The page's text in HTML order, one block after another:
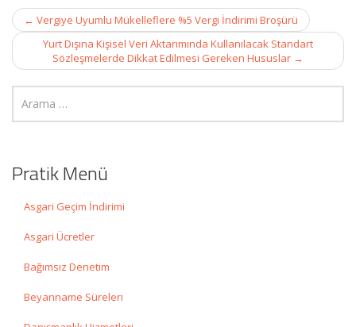
Post
navigation
← Vergiye Uyumlu Mükelleflere %5 Vergi İndirimi Broşürü
Yurt Dışına Kişisel Veri Aktarımında Kullanılacak Standart
Sözleşmelerde Dikkat Edilmesi Gereken Hususlar →
Pratik Menü
Asgari Geçim İndirimi
Asgari Ücretler
Bağımsız Denetim
Beyanname Süreleri